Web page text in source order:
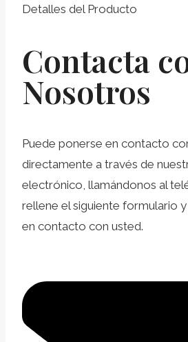
Detalles del Producto
Contacta
Nosotros
Puede ponerse en contacto
directamente a través de
electrónico, llamándonos al
rellene el siguiente formulario
en contacto con usted.